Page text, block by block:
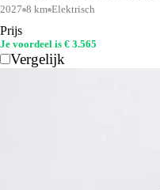
2027 8 km Elektrisch
Prijs
Je voordeel is € 3.565
Vergelijk